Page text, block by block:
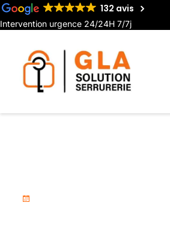
132 avis
Intervention urgence 24/24H 7/7j